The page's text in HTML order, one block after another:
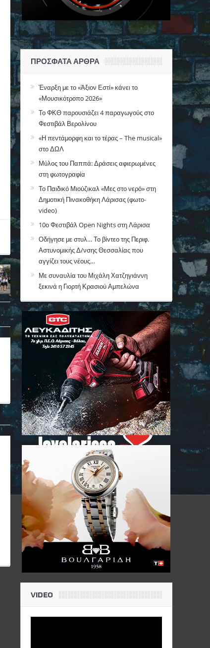
ΠΡΌΣΦΑΤΑ ΆΡΘΡΑ
Έναρξη με το «Άξιον Εστί» κάνει το
«Μουσικότροπο 2026»
Το ΦΚΘ παρουσιάζει 4 παραγωγούς στο
Φεστιβάλ Βερολίνου
«Η πεντάμορφη και το τέρας – The musical»
στο ΔΩΛ
Μύλος του Παππά: Δράσεις αφιερωμένες
στη φωτογραφία
Το Παιδικό Μιούζικαλ «Μες στο νερό» στη
Δημοτική Πινακοθήκη Λάρισας (φωτο-
video)
10ο Φεστιβάλ Open Nights στη Λάρισα
Οδήγησε με στυλ… Το βίντεο της Περιφ.
Αστυνομικής Δ/νσης Θεσσαλίας που
αγγίζει τους νέους…
Με συναυλία του Μιχάλη Χατζηγιάννη
ξεκινά η Γιορτή Κρασιού Αμπελώνα
VIDEO